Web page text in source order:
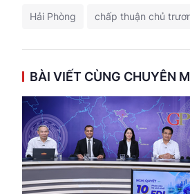
Hải Phòng chấp thuận chủ
BÀI VIẾT CÙNG CHUYÊN